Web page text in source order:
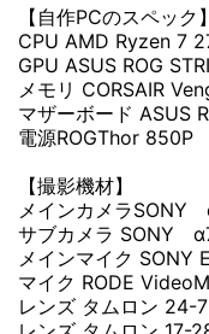
【自作PCのスペック】
CPU AMD Ryzen 7
GPU ASUS ROG
メモリ CORSAIR
マザーボード ASUS
電源ROGThor 850P
【撮影機材】
メインカメラSONY
サブカメラ SONY
メインマイク SONY
マイク RODE
レンズ タムロン 24-